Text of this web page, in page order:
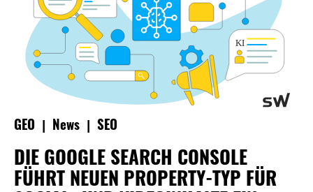
GEO News SEO
DIE GOOGLE SEARCH CONSOLE
FÜHRT NEUEN PROPERTY-TYP FÜR